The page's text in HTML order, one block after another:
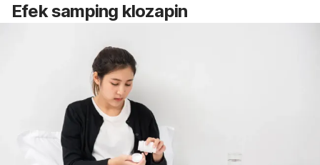
Efek samping klozapin